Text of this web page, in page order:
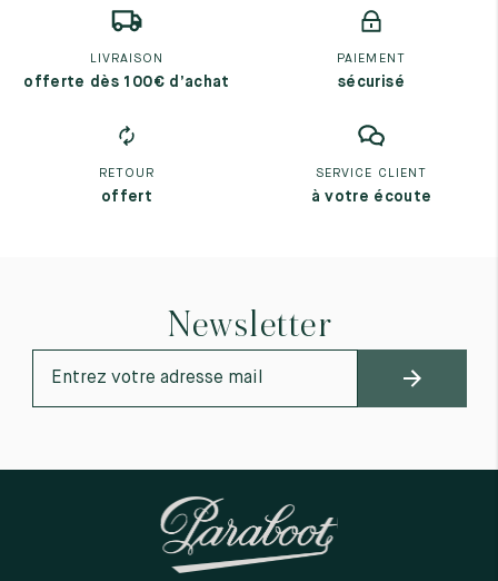
LIVRAISON
offerte dès 100€ d’achat
PAIEMENT
sécurisé
RETOUR
offert
SERVICE CLIENT
à votre écoute
Newsletter